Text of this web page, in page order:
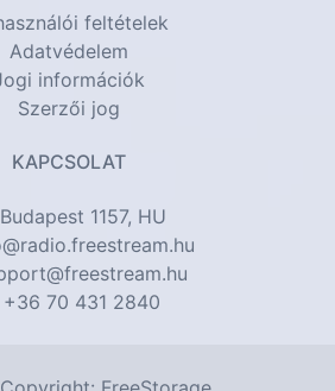
feltételek
Adatvédelem
információk
Szerzői jog
KAPCSOLAT
1157, HU
70 431 2840